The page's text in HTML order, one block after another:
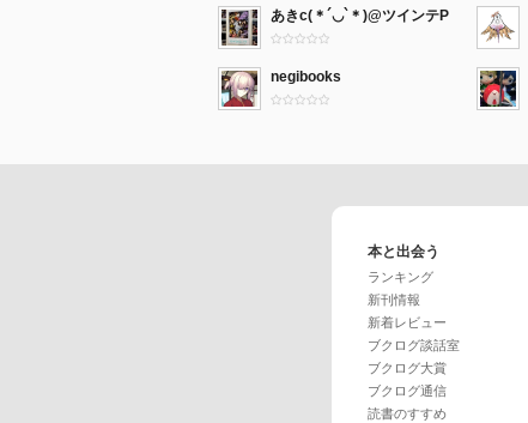
あきc(＊´◡`＊)@ツインテP
negibooks
本と出会う
ランキング
新刊情報
新着レビュー
ブクログ談話室
ブクログ大賞
ブクログ通信
読書のすすめ